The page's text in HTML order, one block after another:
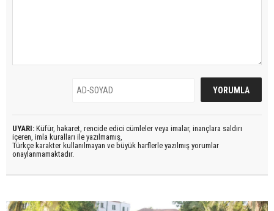
UYARI: Küfür, hakaret, rencide edici cümleler veya imalar, inançlara saldırı
içeren, imla kuralları ile yazılmamış,
Türkçe karakter kullanılmayan ve büyük harflerle yazılmış yorumlar
onaylanmamaktadır.